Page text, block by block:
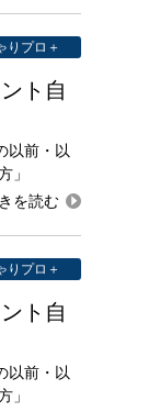
りプロ＋
ト自
以前・以
」
りプロ＋
ト自
以前・以
」